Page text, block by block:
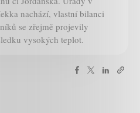
nachází, vlastní bilanci
se zřejmě projevily
vysokých teplot.